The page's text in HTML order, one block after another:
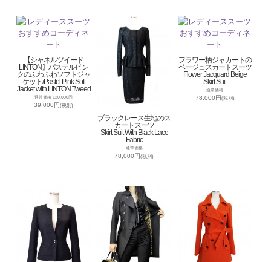
【シャネルツイード
LINTON】パステルピン
クのふわふわソフトジャ
ケット/Pastel Pink Soft
Jacket with LINTON Tweed
通常価格 120,000円
39,000円(税別)
ブラックレース生地のス
カートスーツ
Skirt Suit With Black Lace
Fabric
通常価格
78,000円(税別)
フラワー柄ジャカートの
ベージュスカートスーツ
Flower Jacquard Beige
Skirt Suit
通常価格
78,000円(税別)